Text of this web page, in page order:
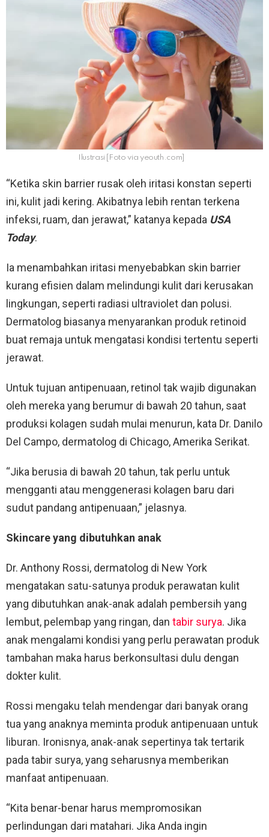
Ilustrasi [Foto via yeouth.com]
“Ketika skin barrier rusak oleh iritasi konstan seperti
ini, kulit jadi kering. Akibatnya lebih rentan terkena
infeksi, ruam, dan jerawat,” katanya kepada USA
Today.
Ia menambahkan iritasi menyebabkan skin barrier
kurang efisien dalam melindungi kulit dari kerusakan
lingkungan, seperti radiasi ultraviolet dan polusi.
Dermatolog biasanya menyarankan produk retinoid
buat remaja untuk mengatasi kondisi tertentu seperti
jerawat.
Untuk tujuan antipenuaan, retinol tak wajib digunakan
oleh mereka yang berumur di bawah 20 tahun, saat
produksi kolagen sudah mulai menurun, kata Dr. Danilo
Del Campo, dermatolog di Chicago, Amerika Serikat.
“Jika berusia di bawah 20 tahun, tak perlu untuk
mengganti atau menggenerasi kolagen baru dari
sudut pandang antipenuaan,” jelasnya.
Skincare yang dibutuhkan anak
Dr. Anthony Rossi, dermatolog di New York
mengatakan satu-satunya produk perawatan kulit
yang dibutuhkan anak-anak adalah pembersih yang
lembut, pelembap yang ringan, dan tabir surya. Jika
anak mengalami kondisi yang perlu perawatan produk
tambahan maka harus berkonsultasi dulu dengan
dokter kulit.
Rossi mengaku telah mendengar dari banyak orang
tua yang anaknya meminta produk antipenuaan untuk
liburan. Ironisnya, anak-anak sepertinya tak tertarik
pada tabir surya, yang seharusnya memberikan
manfaat antipenuaan.
“Kita benar-benar harus mempromosikan
perlindungan dari matahari. Jika Anda ingin